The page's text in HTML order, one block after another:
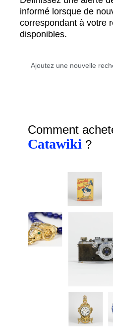
informé lorsque de
correspondant à votre
disponibles.
Comment
Catawiki ?